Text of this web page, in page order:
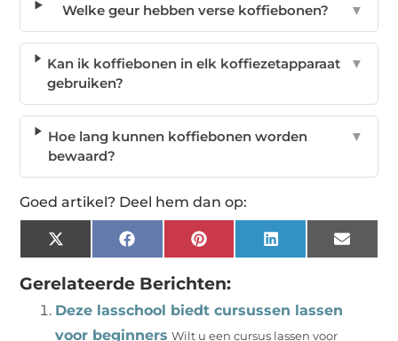
Welke geur hebben verse koffiebonen? ▼
Kan ik koffiebonen in elk koffiezetapparaat
gebruiken?
▼
Hoe lang kunnen koffiebonen worden
bewaard?
▼
Goed artikel? Deel hem dan op:
X
(Twitter)
FacebookPinterest LinkedIn Email
Gerelateerde Berichten:
Deze lasschool biedt cursussen lassen
voor beginners Wilt u een cursus lassen voor